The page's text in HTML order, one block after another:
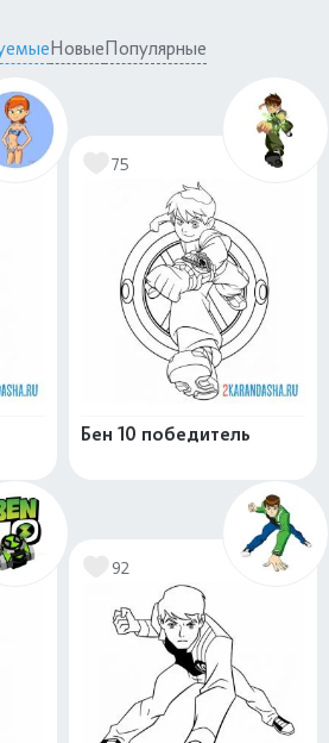
НовыеПопулярные
75
Бен 10 победитель
92